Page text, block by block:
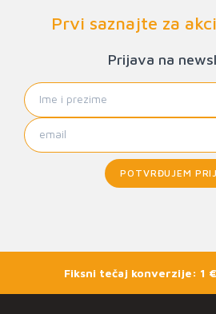
Prvi saznajte za
Prijava na
POTVRĐUJEM
Fiksni tečaj konverzije: 1